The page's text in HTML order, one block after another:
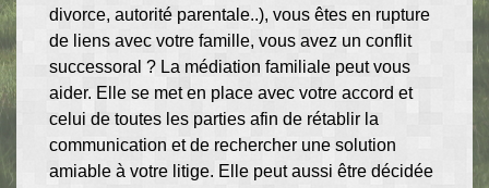
divorce, autorité parentale..), vous êtes en rupture
de liens avec votre famille, vous avez un conflit
successoral ? La médiation familiale peut vous
aider. Elle se met en place avec votre accord et
celui de toutes les parties afin de rétablir la
communication et de rechercher une solution
amiable à votre litige. Elle peut aussi être décidée